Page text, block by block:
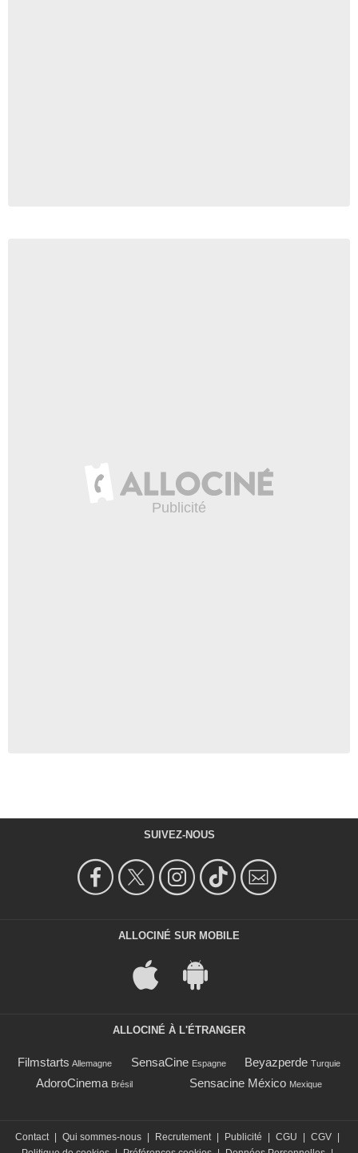
SUIVEZ-NOUS
ALLOCINÉ SUR MOBILE
ALLOCINÉ À L'ÉTRANGER
Filmstarts Allemagne SensaCine Espagne Beyazperde Turquie
AdoroCinema Brésil Sensacine México Mexique
Contact Qui sommes-nous Recrutement Publicité CGU CGV